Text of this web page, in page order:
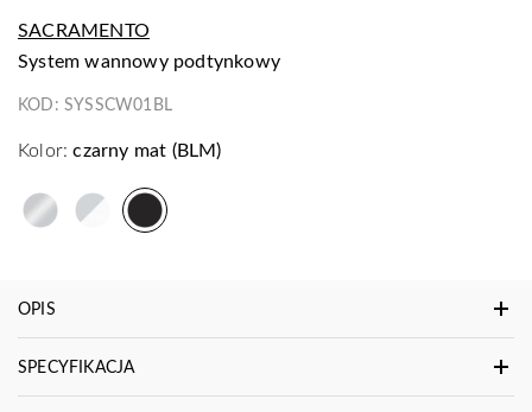
SACRAMENTO
system wannowy podtynkowy
KOD: SYSSCW01BL
Kolor: czarny mat (BLM)
OPIS
SPECYFIKACJA